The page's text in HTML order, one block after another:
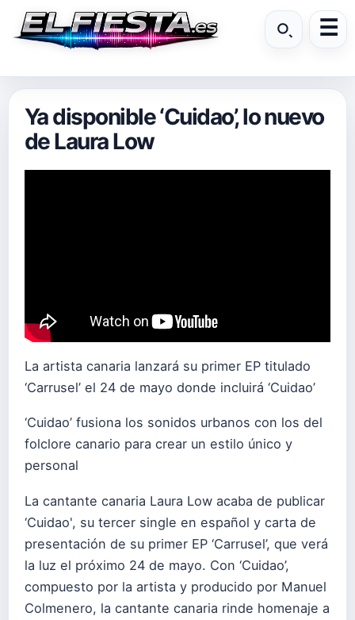
Ya disponible ‘Cuidao’, lo nuevo
de Laura Low
La artista canaria lanzará su primer EP titulado
‘Carrusel’ el 24 de mayo donde incluirá ‘Cuidao’
‘Cuidao’ fusiona los sonidos urbanos con los del
folclore canario para crear un estilo único y
personal
La cantante canaria Laura Low acaba de publicar
‘Cuidao', su tercer single en español y carta de
presentación de su primer EP ‘Carrusel’, que verá
la luz el próximo 24 de mayo. Con ‘Cuidao’,
compuesto por la artista y producido por Manuel
Colmenero, la cantante canaria rinde homenaje a